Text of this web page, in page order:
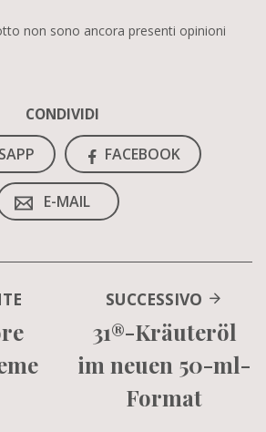
non sono ancora presenti opinioni
CONDIVIDI
FACEBOOK
E-MAIL
SUCCESSIVO
31®-Kräuteröl
im neuen 50-ml-
Format